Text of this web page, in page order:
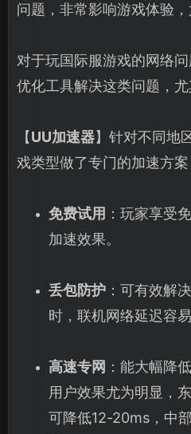
问题，非常影响游戏体验，
对于玩国际服游戏的网络
优化工具解决这类问题，尤
【UU加速器】针对不同地
戏类型做了专门的加速方案
免费试用 ：玩家享受
加速效果。
丢包防护：可有效解
时，联机网络延迟容
高速专网 ：能大幅降
用户效果尤为明显，
可降低12-20ms，中